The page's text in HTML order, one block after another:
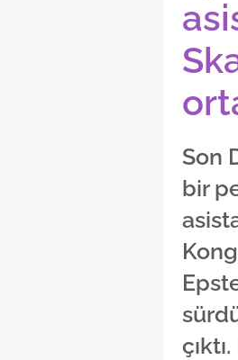
Son
bir